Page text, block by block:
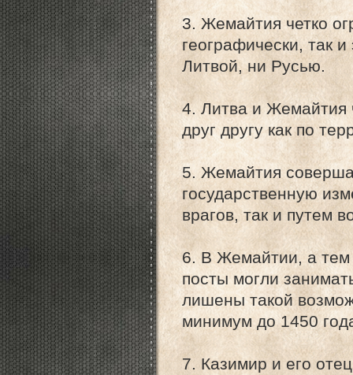
3. Жемайтия четко
географически, так
Литвой, ни Русью.
4. Литва и Жемайтия
друг другу как по
5. Жемайтия
государственную
врагов, так и путем
6. В Жемайтии, а тем
посты могли
лишены такой
минимум до 1450
7. Казимир и его